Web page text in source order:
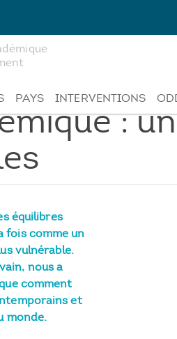
PAYS INTERVENTIONS
:
équilibres
fois comme un
vulnérable.
nous a
comment
et
monde.